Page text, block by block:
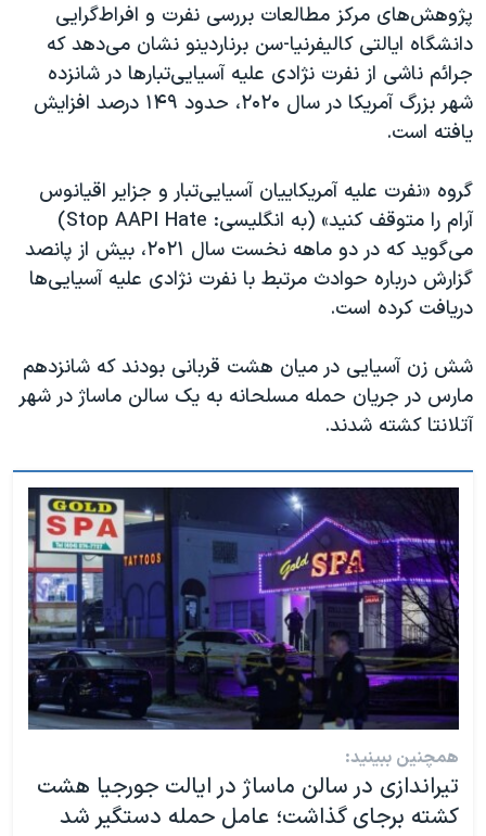
پژوهش‌های مرکز مطالعات بررسی نفرت و افراط‌گرایی
دانشگاه ایالتی کالیفرنیا-سن برناردینو نشان می‌دهد که
جرائم ناشی از نفرت نژادی علیه آسیایی‌تبارها در شانزده
شهر بزرگ آمریکا در سال ۲۰۲۰، حدود ۱۴۹ درصد افزایش
یافته است.
گروه «نفرت علیه آمریکاییان آسیایی‌تبار و جزایر اقیانوس
آرام را متوقف کنید» (به انگلیسی: Stop AAPI Hate)
می‌گوید که در دو ماهه نخست سال ۲۰۲۱، بیش از پانصد
گزارش درباره حوادث مرتبط با نفرت نژادی علیه آسیایی‌ها
دریافت کرده است.
شش زن آسیایی در میان هشت قربانی بودند که شانزدهم
مارس در جریان حمله مسلحانه به یک سالن ماساژ در شهر
آتلانتا کشته شدند.
همچنین ببینید:
تیراندازی در سالن ماساژ در ایالت جورجیا هشت
کشته برجای گذاشت؛ عامل حمله دستگیر شد